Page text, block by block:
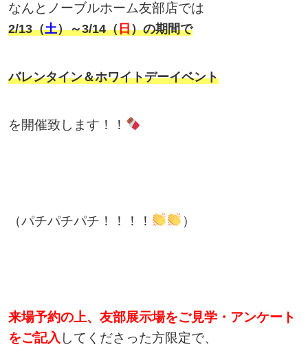
なんとノーブルホーム友部店では
2/13（土）～3/14（日）の期間で
バレンタイン＆ホワイトデーイベント
を開催致します！！
（パチパチパチ！！！！ ）
来場予約の上、友部展示場をご見学・アンケート
をご記入 してくださった方限定で、